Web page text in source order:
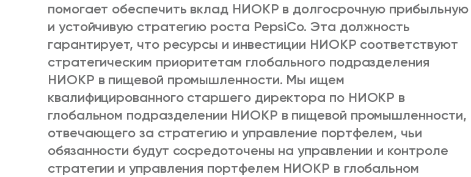
помогает обеспечить вклад НИОКР в долгосрочную прибыльную
и устойчивую стратегию роста PepsiCo. Эта должность
гарантирует, что ресурсы и инвестиции НИОКР соответствуют
стратегическим приоритетам глобального подразделения
НИОКР в пищевой промышленности. Мы ищем
квалифицированного старшего директора по НИОКР в
глобальном подразделении НИОКР в пищевой промышленности,
отвечающего за стратегию и управление портфелем, чьи
обязанности будут сосредоточены на управлении и контроле
стратегии и управления портфелем НИОКР в глобальном